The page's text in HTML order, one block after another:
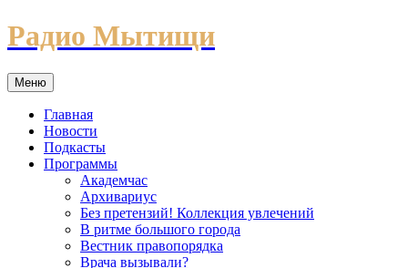
Перейти
к
Радио Мытищи
Меню
Главная
Новости
Подкасты
Программы
Академчас
Архивариус
Без претензий! Коллекция увлечений
В ритме большого города
Вестник правопорядка
Врача вызывали?